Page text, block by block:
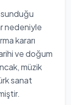
sunduğu
nedeniyle
kararı
ve doğum
müzik
sanat